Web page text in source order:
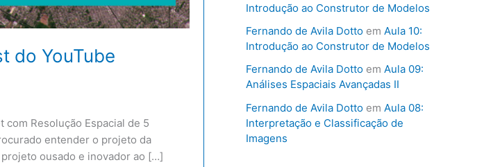
do YouTube
Resolução Espacial de 5
entender o projeto da
ousado e inovador ao […]
Introdução ao Construtor de Modelos
Fernando de Avila Dottoem Aula 10:
Introdução ao Construtor de Modelos
Fernando de Avila Dottoem Aula 09:
Análises Espaciais Avançadas II
Fernando de Avila Dottoem Aula 08:
Interpretação e Classificação de
Imagens